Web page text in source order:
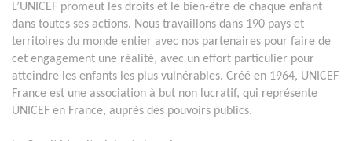
L’UNICEF promeut les droits et le bien-être de chaque enfant
dans toutes ses actions. Nous travaillons dans 190 pays et
territoires du monde entier avec nos partenaires pour faire de
cet engagement une réalité, avec un effort particulier pour
atteindre les enfants les plus vulnérables. Créé en 1964, UNICEF
France est une association à but non lucratif, qui représente
UNICEF en France, auprès des pouvoirs publics.